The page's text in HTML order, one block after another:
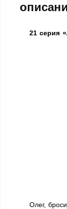
21 серия
Олег,